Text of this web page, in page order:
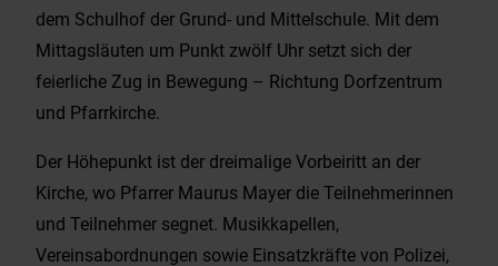
dem Schulhof der Grund- und Mittelschule. Mit dem
Mittagsläuten um Punkt zwölf Uhr setzt sich der
feierliche Zug in Bewegung – Richtung Dorfzentrum
und Pfarrkirche.
Der Höhepunkt ist der dreimalige Vorbeiritt an der
Kirche, wo Pfarrer Maurus Mayer die Teilnehmerinnen
und Teilnehmer segnet. Musikkapellen,
Vereinsabordnungen sowie Einsatzkräfte von Polizei,